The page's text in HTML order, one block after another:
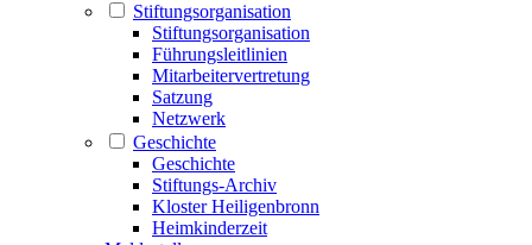
Stiftungsorganisation
Stiftungsorganisation
Führungsleitlinien
Mitarbeitervertretung
Satzung
Netzwerk
Geschichte
Geschichte
Stiftungs-Archiv
Kloster Heiligenbronn
Heimkinderzeit